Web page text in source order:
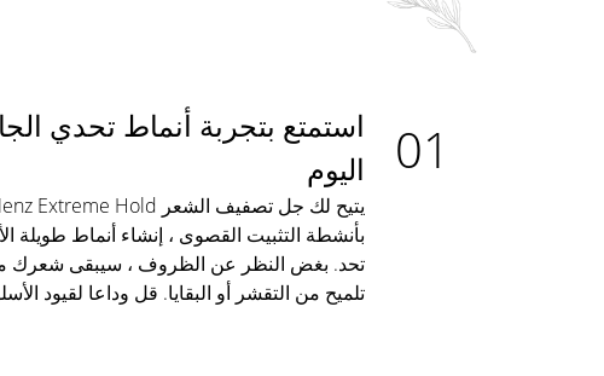
استمتع بتجربة أنماط تحدي
اليوم
بأنشطة التثبيت القصوى ، إنشاء أنماط طويلة
تحد. بغض النظر عن الظروف ، سيبقى شعرك
تلميح من التقشر أو البقايا. قل وداعا لقيود